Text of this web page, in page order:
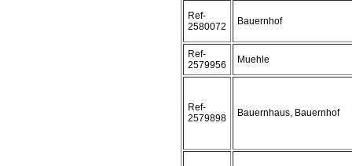
Ref-
2580072
Bauernhof
Ref-
2579956
Muehle
Ref-
2579898
Bauernhaus, Bauernhof